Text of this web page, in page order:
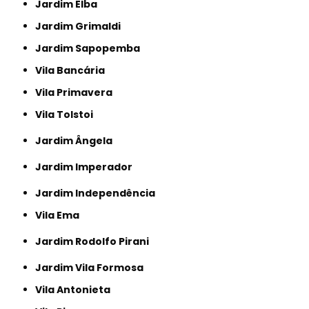
Jardim Elba
Jardim Grimaldi
Jardim Sapopemba
Vila Bancária
Vila Primavera
Vila Tolstoi
Jardim Ângela
Jardim Imperador
Jardim Independência
Vila Ema
Jardim Rodolfo Pirani
Jardim Vila Formosa
Vila Antonieta